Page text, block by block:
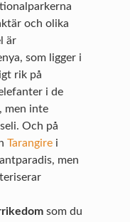
och olika
är
som ligger i
rik på
i de
men inte
Och på
Tarangire i
men
som du